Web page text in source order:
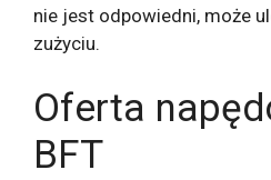
nie jest odpowiedni, może
zużyciu.
Oferta
BFT